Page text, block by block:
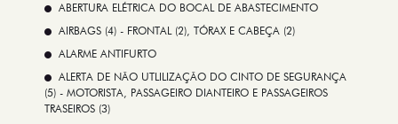
ABERTURA ELÉTRICA DO BOCAL DE ABASTECIMENTO
AIRBAGS (4) - FRONTAL (2), TÓRAX E CABEÇA (2)
ALARME ANTIFURTO
ALERTA DE NÃO UTLILIZAÇÃO DO CINTO DE SEGURANÇA
(5) - MOTORISTA, PASSAGEIRO DIANTEIRO E PASSAGEIROS
TRASEIROS (3)